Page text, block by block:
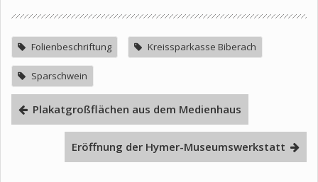
Folienbeschriftung Kreissparkasse Biberach
Sparschwein
Plakatgroßflächen aus dem Medienhaus
Eröffnung der Hymer-Museumswerkstatt